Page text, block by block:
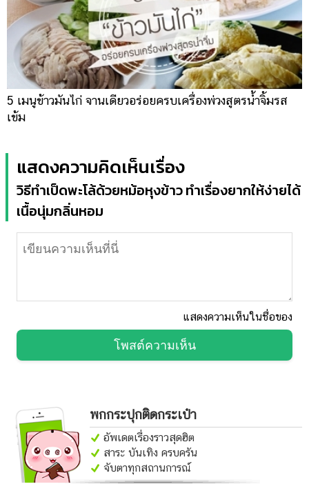
5 เมนูข้าวมันไก่ จานเดียวอร่อยครบเครื่องพ่วงสูตรน้ำจิ้มรส
เข้ม
แสดงความคิดเห็นเรื่อง
วิธีทำเป็ดพะโล้ด้วยหม้อหุงข้าว ทำเรื่องยากให้ง่ายได้
เนื้อนุ่มกลิ่นหอม
แสดงความเห็นในชื่อของ
โพสต์ความเห็น
พกกระปุกติดกระเป๋า
อัพเดตเรื่องราวสุดฮิต
สาระ บันเทิง ครบครัน
จับตาทุกสถานการณ์